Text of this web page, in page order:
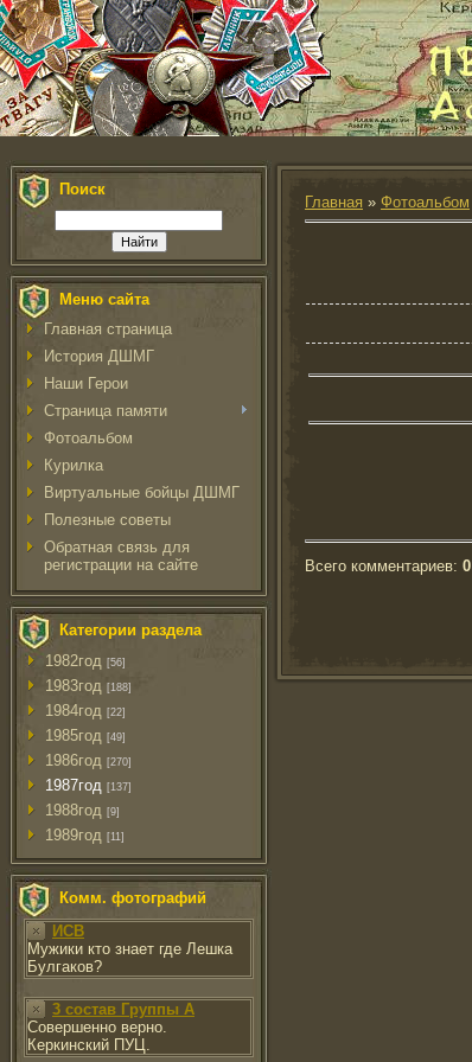
Поиск
Меню сайта
Главная страница
История ДШМГ
Наши Герои
Страница памяти
Фотоальбом
Курилка
Виртуальные бойцы ДШМГ
Полезные советы
Обратная связь для
регистрации на сайте
Категории раздела
1982год [56]
1983год [188]
1984год [22]
1985год [49]
1986год [270]
1987год [137]
1988год [9]
1989год [11]
Комм. фотографий
ИСВ
Мужики кто знает где Лешка
Булгаков?
3 состав Группы А
Совершенно верно.
Керкинский ПУЦ.
Главная » Фотоальбом
Всего комментариев: 0